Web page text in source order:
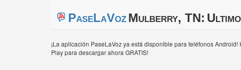
PaseLaVozMulberry, TN:
¡La aplicación PaseLaVoz ya está disponible para teléfonos
Play para descargar ahora GRATIS!